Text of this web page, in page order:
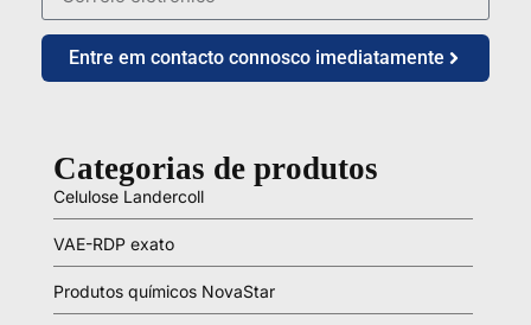
Entre em contacto connosco imediatamente
Categorias de produtos
Celulose Landercoll
VAE-RDP exato
Produtos químicos NovaStar